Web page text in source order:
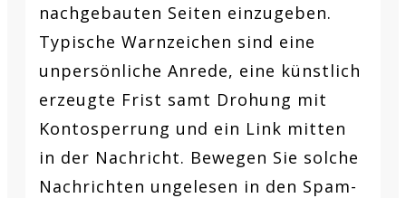
nachgebauten Seiten einzugeben.
Typische Warnzeichen sind eine
unpersönliche Anrede, eine künstlich
erzeugte Frist samt Drohung mit
Kontosperrung und ein Link mitten
in der Nachricht. Bewegen Sie solche
Nachrichten ungelesen in den Spam-